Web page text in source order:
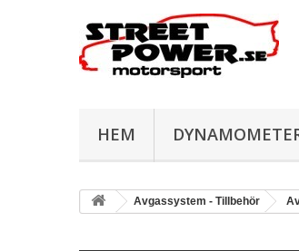
HEM
Avgassystem - Tillbehör